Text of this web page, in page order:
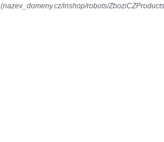
(nazev_domeny.cz/inshop/robots/